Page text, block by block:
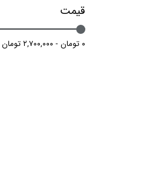
قیمت
۰ تومان - ۲,۷۰۰,۰۰۰ تومان